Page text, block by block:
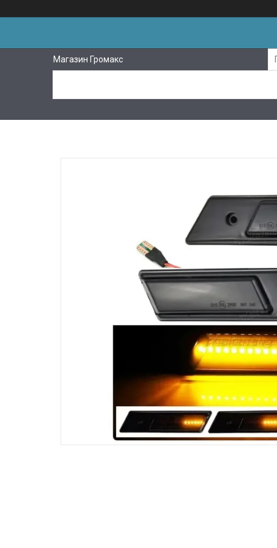
Магазин Громакс